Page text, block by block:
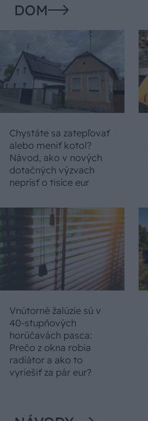
DOM
Chystáte sa zatepľovať
alebo meniť kotol?
Návod, ako v nových
dotačných výzvach
neprísť o tisíce eur
Vnútorné žalúzie sú v
40-stupňových
horúčavách pasca:
Prečo z okna robia
radiátor a ako to
vyriešiť za pár eur?